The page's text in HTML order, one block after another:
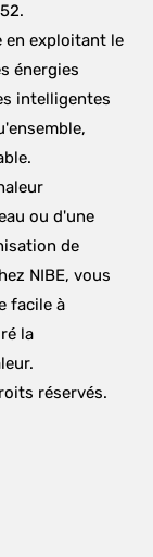
en exploitant le
énergies
intelligentes
ou d'une
de
NIBE, vous
facile à
la
réservés.